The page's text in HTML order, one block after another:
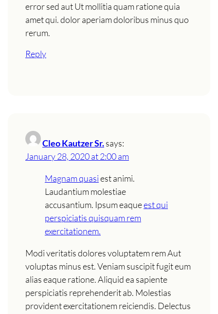
error sed aut Ut mollitia quam ratione quia
amet qui. dolor aperiam doloribus minus quo
rerum.
Reply
Cleo Kautzer Sr.says:
January 28, 2020 at 2:00 am
Magnam quasiest animi.
Laudantium molestiae
accusantium. Ipsum eaqueest qui
perspiciatis quisquam rem
exercitationem.
Modi veritatis dolores voluptatem rem Aut
voluptas minus est. Veniam suscipit fugit eum
alias eaque ratione. Aliquid ea sapiente
perspiciatis reprehenderit ab. Molestias
provident exercitationem reiciendis. Delectus